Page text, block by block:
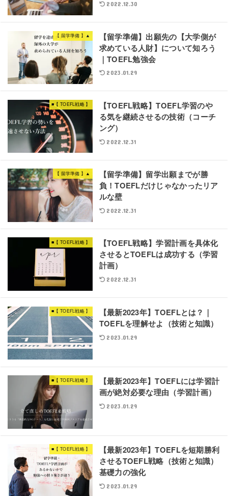
2022.12.30
【 留学準備 】▲
【留学準備】出願先の【大学側が
求めている人財】について知ろう
｜TOEFL勉強会
2023.01.29
■【 TOEFL戦略 】
【TOEFL戦略】TOEFL学習のや
る気を継続させるの技術（コーチ
ング）
2022.12.31
【 留学準備 】▲
【留学準備】留学出願までが勝
負！TOEFLだけじゃなかったリア
ルな壁
2022.12.31
■【 TOEFL戦略 】
【TOEFL戦略】学習計画を具体化
させるとTOEFLは成功する（学習
計画）
2022.12.31
■【 TOEFL戦略 】
【最新2023年】TOEFLとは？｜
TOEFLを理解せよ（技術と知識）
2023.01.29
■【 TOEFL戦略 】
【最新2023年】TOEFLには学習計
画が絶対必要な理由（学習計画）
2023.01.29
■【 TOEFL戦略 】
【最新2023年】TOEFLを短期勝利
させるTOEFL戦略（技術と知識）
基礎力の強化
2023.01.29